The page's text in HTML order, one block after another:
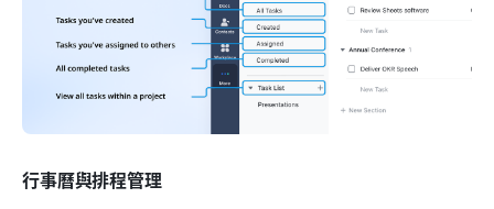
行事曆與排程管理